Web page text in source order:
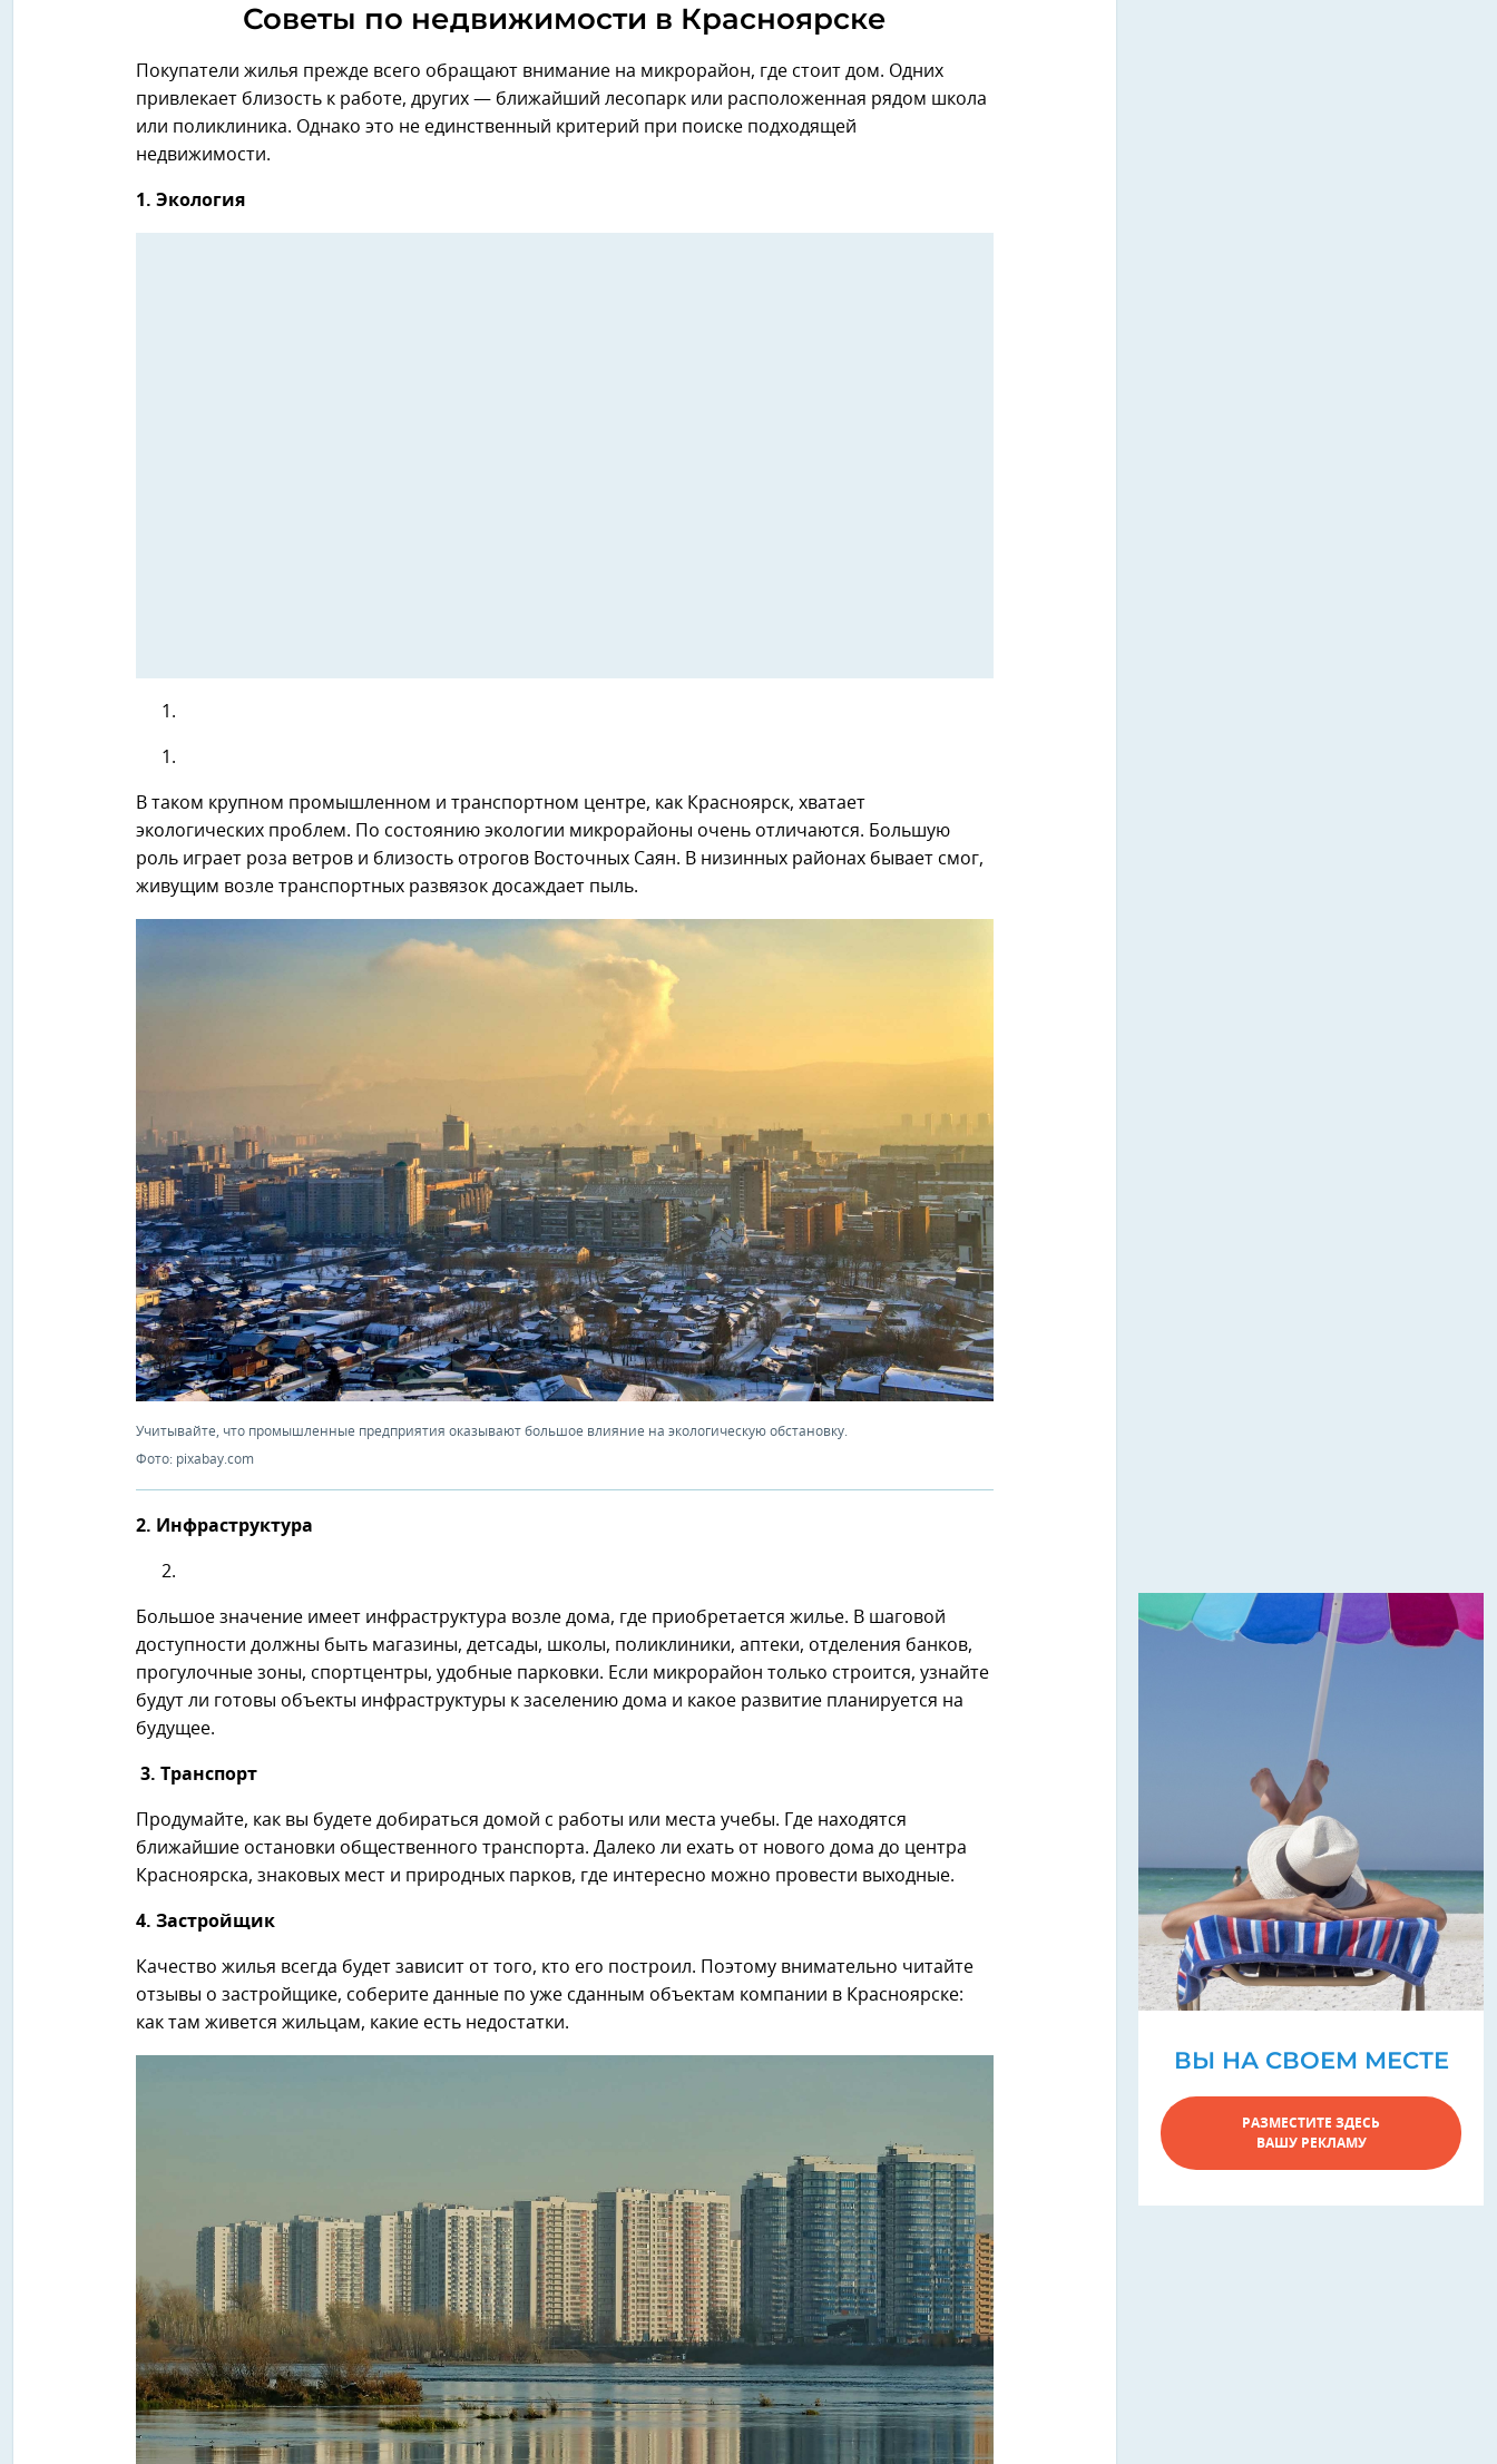
Советы по недвижимости в Красноярске
Покупатели жилья прежде всего обращают внимание на микрорайон, где стоит дом. Одних
привлекает близость к работе, других — ближайший лесопарк или расположенная рядом школа
или поликлиника. Однако это не единственный критерий при поиске подходящей
недвижимости.
1. Экология
В таком крупном промышленном и транспортном центре, как Красноярск, хватает
экологических проблем. По состоянию экологии микрорайоны очень отличаются. Большую
роль играет роза ветров и близость отрогов Восточных Саян. В низинных районах бывает смог,
живущим возле транспортных развязок досаждает пыль.
Учитывайте, что промышленные предприятия оказывают большое влияние на экологическую обстановку.
Фото: pixabay.com
2. Инфраструктура
Большое значение имеет инфраструктура возле дома, где приобретается жилье. В шаговой
доступности должны быть магазины, детсады, школы, поликлиники, аптеки, отделения банков,
прогулочные зоны, спортцентры, удобные парковки. Если микрорайон только строится, узнайте
будут ли готовы объекты инфраструктуры к заселению дома и какое развитие планируется на
будущее.
3. Транспорт
Продумайте, как вы будете добираться домой с работы или места учебы. Где находятся
ближайшие остановки общественного транспорта. Далеко ли ехать от нового дома до центра
Красноярска, знаковых мест и природных парков, где интересно можно провести выходные.
4. Застройщик
Качество жилья всегда будет зависит от того, кто его построил. Поэтому внимательно читайте
отзывы о застройщике, соберите данные по уже сданным объектам компании в Красноярске:
как там живется жильцам, какие есть недостатки.
ВЫ НА СВОЕМ МЕСТЕ
РАЗМЕСТИТЕ ЗДЕСЬ
ВАШУ РЕКЛАМУ